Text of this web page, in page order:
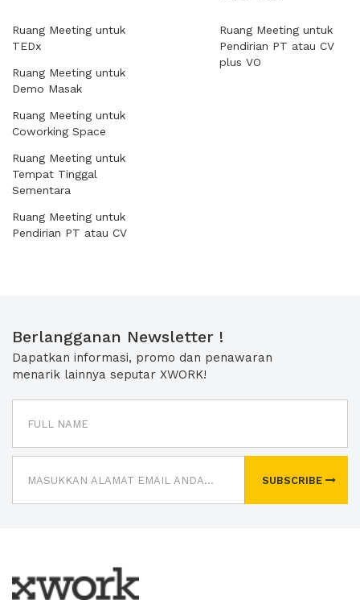
Ruang Meeting untuk
TEDx
Ruang Meeting untuk
Demo Masak
Ruang Meeting untuk
Coworking Space
Ruang Meeting untuk
Tempat Tinggal
Sementara
Ruang Meeting untuk
Pendirian PT atau CV
Ruang Meeting untuk
Pendirian PT atau CV
plus VO
Berlangganan Newsletter !
Dapatkan informasi, promo dan penawaran
menarik lainnya seputar XWORK!
SUBSCRIBE